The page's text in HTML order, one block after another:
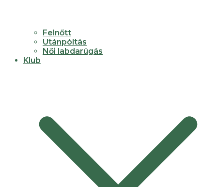
Felnőtt
Utánpóltás
Női labdarúgás
Klub